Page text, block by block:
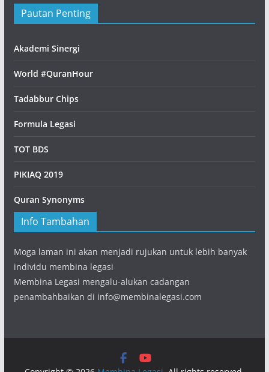
Pautan Penting
Akademi Sinergi
World #QuranHour
Tadabbur Chips
Formula Legasi
TOT BDS
PIKIAQ 2019
Quran Synonyms
Info Tambahan
Moga laman ini akan menjadi rujukan untuk lebih banyak
individu membina legasi
Membina Legasi mengalu-alukan cadangan
penambahbaikan di info@membinalegasi.com